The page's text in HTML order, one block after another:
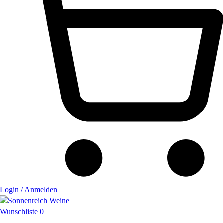
Login / Anmelden
Wunschliste 0